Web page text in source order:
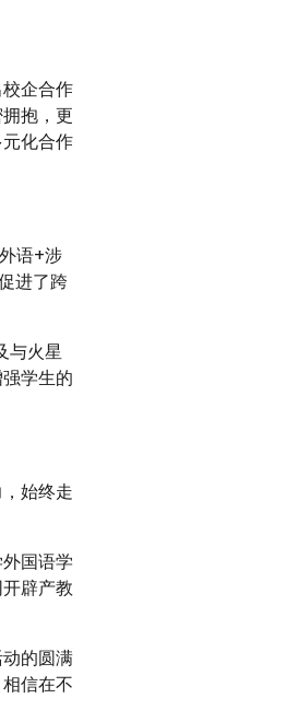
企合作
抱，更
化合作
语+涉
进了跨
与火星
学生的
始终走
国语学
辟产教
的圆满
信在不